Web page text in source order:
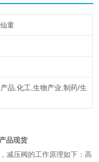
童
品,化工,生物产业,制药/生
品现货
减压阀的工作原理如下：高